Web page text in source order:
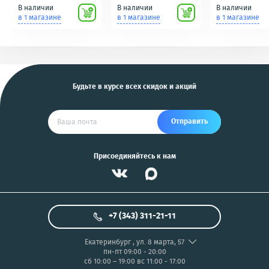
(кнопки, ключи)
Scher-Khan,
Tomahawk, Pandora,
В наличии
в 1 магазине
подключению к пк
для фотоаппаратов
NIKON/SONY COOL
В наличии
в 1 магазине
идеальное
В наличии
в 1 магазине
Будьте в курсе всех скидок и акций
Отправить
Присоединяйтесь к нам
+7 (343) 311-21-11
Екатеринбург, ул. 8 марта, 57
пн-пт 09:00 - 20:00
сб 10:00 – 19:00 вс 11:00 - 17:00